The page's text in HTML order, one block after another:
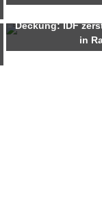
Deckung: IDF
in